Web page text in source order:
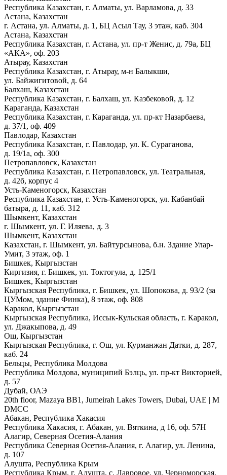
Республика Казахстан, г. Алматы, ул. Варламова, д. 33
Астана, Казахстан
г. Астана, ул. Алматы, д. 1, БЦ Асыл Тау, 3 этаж, каб. 304
Астана, Казахстан
Республика Казахстан, г. Астана, ул. пр-т Женис, д. 79а, БЦ
«АКА», оф. 203
Атырау, Казахстан
Республика Казахстан, г. Атырау, м-н Балыкши,
ул. Байжигитовой, д. 64
Балхаш, Казахстан
Республика Казахстан, г. Балхаш, ул. Казбековой, д. 12
Караганда, Казахстан
Республика Казахстан, г. Караганда, ул. пр-кт Назарбаева,
д. 37/1, оф. 409
Павлодар, Казахстан
Республика Казахстан, г. Павлодар, ул. К. Сураганова,
д. 19/1а, оф. 300
Петропавловск, Казахстан
Республика Казахстан, г. Петропавловск, ул. Театральная,
д. 42б, корпус 4
Усть-Каменогорск, Казахстан
Республика Казахстан, г. Усть-Каменогорск, ул. Кабанбай
батыра, д. 11, каб. 312
Шымкент, Казахстан
г. Шымкент, ул. Г. Иляева, д. 3
Шымкент, Казахстан
Казахстан, г. Шымкент, ул. Байтурсынова, б.н. Здание Улар-
Умит, 3 этаж, оф. 1
Бишкек, Кыргызстан
Киргизия, г. Бишкек, ул. Токтогула, д. 125/1
Бишкек, Кыргызстан
Кыргызская Республика, г. Бишкек, ул. Шопокова, д. 93/2 (за
ЦУМом, здание Финка), 8 этаж, оф. 808
Каракол, Кыргызстан
Кыргызская Республика, Иссык-Кульская область, г. Каракол,
ул. Джакыпова, д. 49
Ош, Кыргызстан
Кыргызская Республика, г. Ош, ул. Курманжан Датки, д. 287,
каб. 24
Бельцы, Республика Молдова
Республика Молдова, муниципий Бэлць, ул. пр-кт Викторией,
д. 57
Дубай, ОАЭ
20th floor, Mazaya BB1, Jumeirah Lakes Towers, Dubai, UAE | М
DMCC
Абакан, Республика Хакасия
Республика Хакасия, г. Абакан, ул. Вяткина, д 16, оф. 57Н
Алагир, Северная Осетия-Алания
Республика Северная Осетия-Алания, г. Алагир, ул. Ленина,
д. 107
Алушта, Республика Крым
Республика Крым, г. Алушта, с. Лавровое, ул. Черноморская,